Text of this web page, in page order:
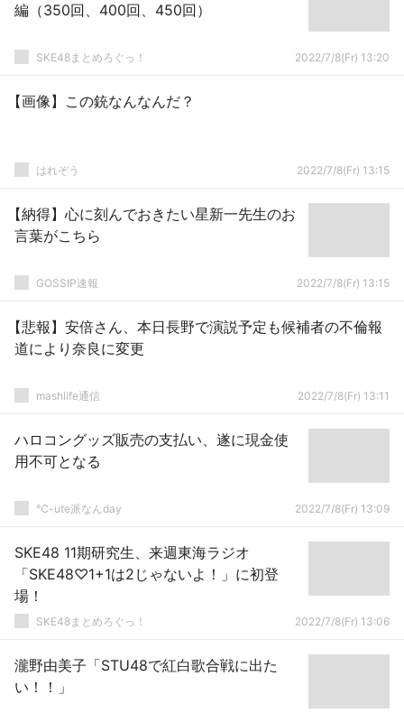
編（350回、400回、450回）
SKE48まとめろぐっ！ 2022/7/8(Fr) 13:20
【画像】この銃なんなんだ？
はれぞう 2022/7/8(Fr) 13:15
【納得】心に刻んでおきたい星新一先生のお
言葉がこちら
GOSSIP速報 2022/7/8(Fr) 13:15
【悲報】安倍さん、本日長野で演説予定も候補者の不倫報
道により奈良に変更
mashlife通信 2022/7/8(Fr) 13:11
ハロコングッズ販売の支払い、遂に現金使
用不可となる
℃-ute派なんday 2022/7/8(Fr) 13:09
SKE48 11期研究生、来週東海ラジオ
「SKE48♡1+1は2じゃないよ！」に初登
場！
SKE48まとめろぐっ！ 2022/7/8(Fr) 13:06
瀧野由美子「STU48で紅白歌合戦に出た
い！！」